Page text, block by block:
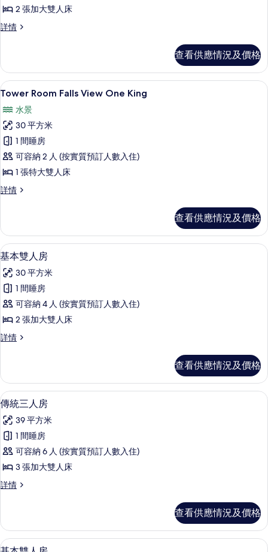
View Two
Queens
片
2 張加大雙人床
詳情
Tower
詳
情
查看供應情況及價格
載
所
有
Tower
Room Falls
View One
King
片
書桌、遮光窗簾/窗簾、熨斗/熨衫板、
4
Tower Room Falls View One King
水景
30 平方米
1 間睡房
可容納 2 人 (按實質預訂人數入住)
1 張特大雙人床
詳情
Tower
詳
情
查看供應情況及價格
載
入
所
有
基
雙
房
的
相
片
書桌、遮光窗簾/窗簾、熨斗/熨衫板、
5
基本雙人房
30 平方米
1 間睡房
可容納 4 人 (按實質預訂人數入住)
2 張加大雙人床
詳情
基
房
詳
情
查看供應情況及價格
載
入
所
有
傳
三
房
的
傳統三人房 | 書桌、遮光窗簾/窗簾、
6
傳統三人房
39 平方米
1 間睡房
可容納 6 人 (按實質預訂人數入住)
3 張加大雙人床
詳情
傳
房
詳
情
查看供應情況及價格
載
書桌、遮光窗簾/窗簾、熨斗/熨衫板、
6